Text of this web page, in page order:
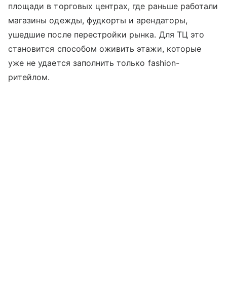
площади в торговых центрах, где раньше работали
магазины одежды, фудкорты и арендаторы,
ушедшие после перестройки рынка. Для ТЦ это
становится способом оживить этажи, которые
уже не удается заполнить только fashion-
ритейлом.